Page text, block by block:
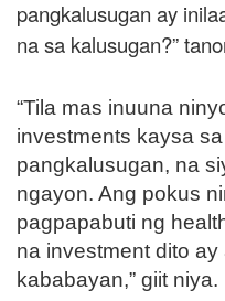
pangkalusugan ay
na sa kalusugan?”
“Tila mas inuuna
investments kaysa
pangkalusugan, na
ngayon. Ang pokus
pagpapabuti ng
na investment dito
kababayan,” giit niya.